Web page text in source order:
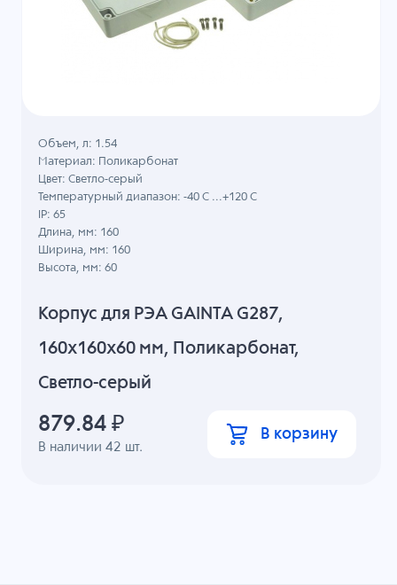
Корпус для РЭА GAINTA G287,
160x160x60 мм, Поликарбонат,
Светло-серый
В наличии42 шт.
Объем, л: 1.54
Материал: Поликарбонат
Цвет: Светло-серый
Температурный диапазон: -40 C ...+120 C
IP: 65
Длина, мм: 160
Ширина, мм: 160
Высота, мм: 60
879.84 ₽ В корзину